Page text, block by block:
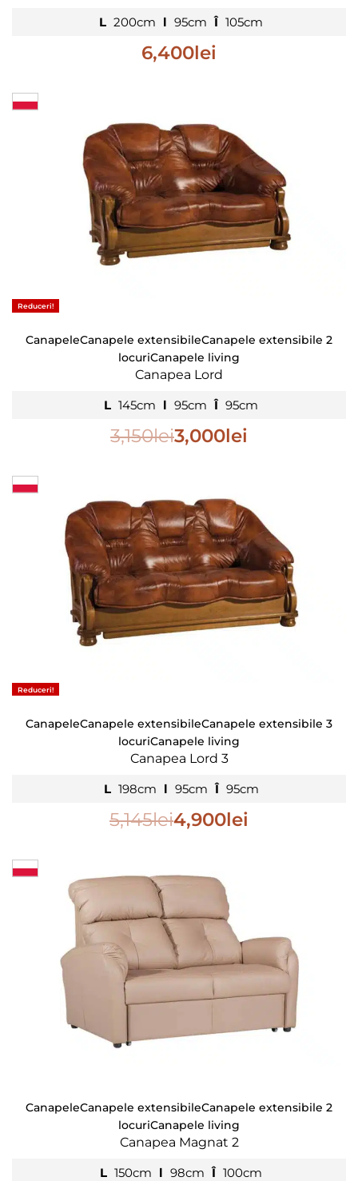
L 200cm l 95cm Î 105cm
6,400lei
Reduceri!
CanapeleCanapele extensibileCanapele extensibile 2
locuriCanapele living
Canapea Lord
L 145cm l 95cm Î 95cm
3,150lei3,000lei
Reduceri!
CanapeleCanapele extensibileCanapele extensibile 3
locuriCanapele living
Canapea Lord 3
L 198cm l 95cm Î 95cm
5,145lei4,900lei
CanapeleCanapele extensibileCanapele extensibile 2
locuriCanapele living
Canapea Magnat 2
L 150cm l 98cm Î 100cm